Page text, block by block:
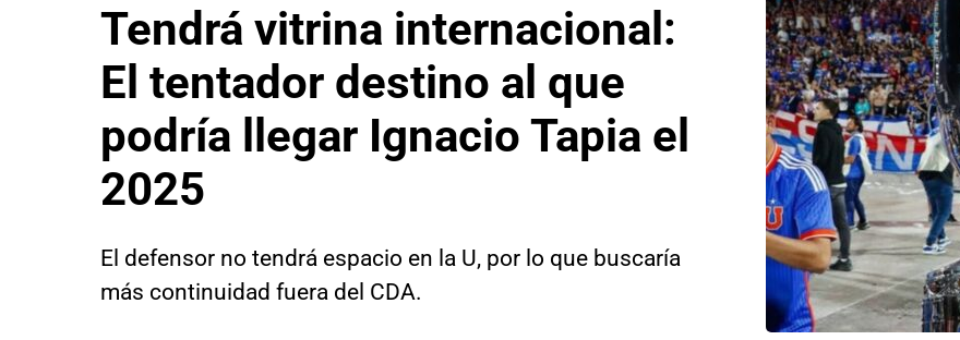
Tendrá vitrina internacional:
El tentador destino al que
podría llegar Ignacio Tapia el
2025
El defensor no tendrá espacio en la U, por lo que buscaría
más continuidad fuera del CDA.